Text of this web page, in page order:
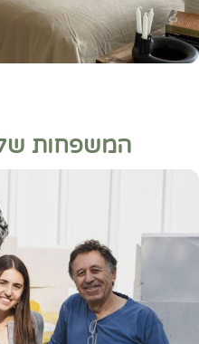
המשפחות